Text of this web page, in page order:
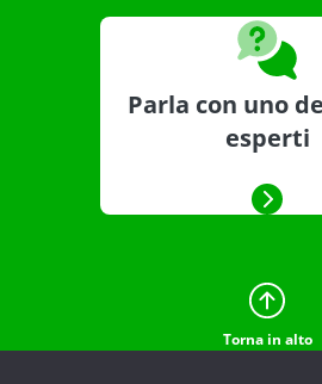
Parla con uno
esperti
Torna in alto